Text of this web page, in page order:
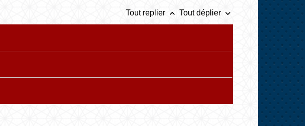
Tout replier keyboard_arrow_up Tout déplier keyboard_arrow_down